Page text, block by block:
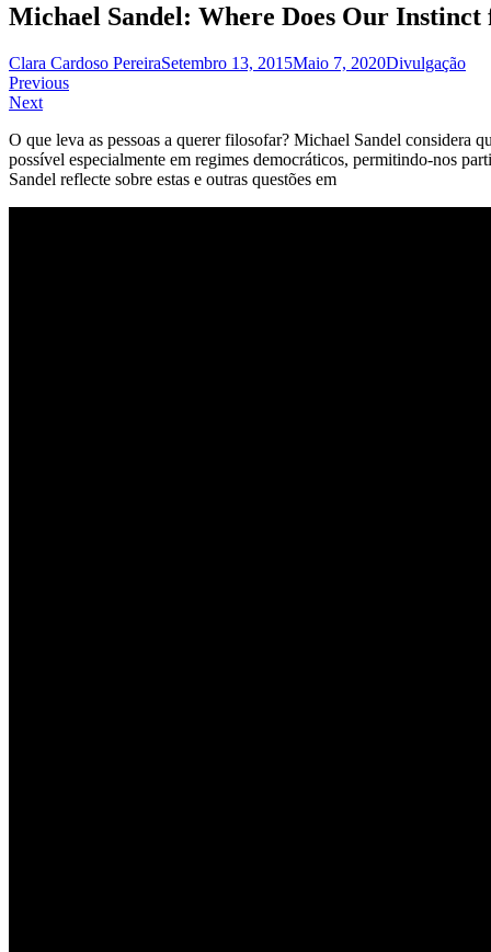
Michael Sandel: Where Does Our
Clara Cardoso PereiraSetembro 13, 2015Maio 7, 2020Divulgação
Navegação
de
artigos
Previous
Next
O que leva as pessoas a querer filosofar? Michael Sandel considera
possível especialmente em regimes democráticos, permitindo-nos
Sandel reflecte sobre estas e outras questões em